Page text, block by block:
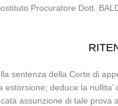
Procuratore Dott.
sentenza della Corte di
deduce la
assunzione di tale